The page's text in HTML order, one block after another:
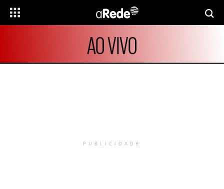
AO VIVO
PUBLICIDADE